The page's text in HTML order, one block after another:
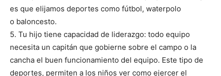
es que elijamos deportes como fútbol, waterpolo
o baloncesto.
5. Tu hijo tiene capacidad de liderazgo: todo equipo
necesita un capitán que gobierne sobre el campo o la
cancha el buen funcionamiento del equipo. Este tipo de
deportes, permiten a los niños ver como ejercer el